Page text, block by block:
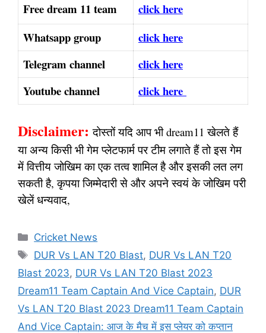
Free dream 11 team
click here
Whatsapp group
click here
Telegram channel
click here
Youtube channel
click here
Disclaimer: दोस्तों यदि आप भी dream11 खेलते हैं
या अन्य किसी भी गेम प्लेटफार्म पर टीम लगाते हैं तो इस गेम
में वित्तीय जोखिम का एक तत्व शामिल है और इसकी लत लग
सकती है, कृपया जिम्मेदारी से और अपने स्वयं के जोखिम परी
खेलें धन्यवाद,
Categories
Cricket News
Tags
DUR Vs LAN T20 Blast, DUR Vs LAN T20
Blast 2023, DUR Vs LAN T20 Blast 2023
Dream11 Team Captain And Vice Captain, DUR
Vs LAN T20 Blast 2023 Dream11 Team Captain
And Vice Captain: आज के मैच में इस प्लेयर को कप्तान